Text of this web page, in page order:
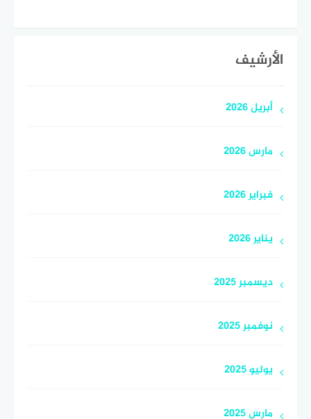
الأرشيف
أبريل 2026
مارس 2026
فبراير 2026
يناير 2026
ديسمبر 2025
نوفمبر 2025
يوليو 2025
مارس 2025